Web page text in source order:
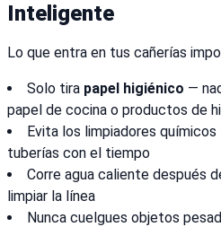
Inteligente
Lo que entra en tus cañerías
Solo tira papel higiénico —
papel de cocina o productos de
Evita los limpiadores
tuberías con el tiempo
Corre agua caliente después
limpiar la línea
Nunca cuelgues objetos